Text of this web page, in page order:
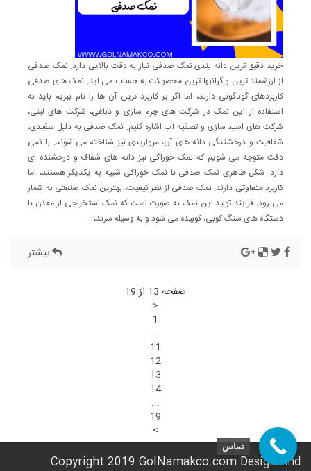
خرید دقیق ترین دانه بندی نمک صدفی نیاز به دقت بالایی دارد. نمک صدفی
از ارزشمند ترین و گرانبها ترین محصولات به حساب می اید. نمک های صدفی
کاربردهای گوناگونی دارند، اما اگر پر کاربرد ترین آن ها را نام ببریم باید به
استفاده از این نمک در شرکت های چرم سازی و دباغی، شرکت های لبنی،
شرکت های اسید سازی و تصفیه آب اشاره کنیم. نمک صدفی به دلیل سفیدی،
شفافیت و درخشندگی دانه ‌های آن، مرواریدی نیز شناخته می شوند. با کمی
دقت متوجه می شویم که نمک خوراکی نیز دانه ‌های شفاف و درخشنده‌ ای
دارد. شکل ظاهری نمک صدفی با نمک خوراکی شبیه به یکدیگر هستند، اما
کاربرد متفاوتی دارند. نمک صدفی از نظر کیفیت، بهترین نمک صنعتی به شمار
می رود. فرایند تولید این نمک به صورت است که نمک استخراجی از معدن با
دستگاه های سنگ کوبی، کوبیده می‌ شود و به وسیله سرند،...
بیشتر
صفحه 13 از 19
<
1
...
11
12
13
14
...
19
>
Copyright 2019 GolNamakco.com Design And
تماس